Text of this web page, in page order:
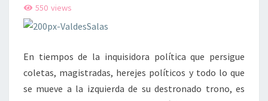
550 views
En tiempos de la inquisidora política que persigue
coletas, magistradas, herejes políticos y todo lo que
se mueve a la izquierda de su destronado trono, es